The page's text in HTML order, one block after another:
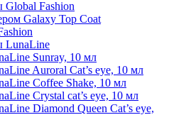
Fashion
Galaxy Top Coat
LunaLine
Sunray, 10 мл
Auroral Cat’s eye, 10 мл
Coffee Shake, 10 мл
Crystal cat’s eye, 10 мл
Diamond Queen Cat’s eye,